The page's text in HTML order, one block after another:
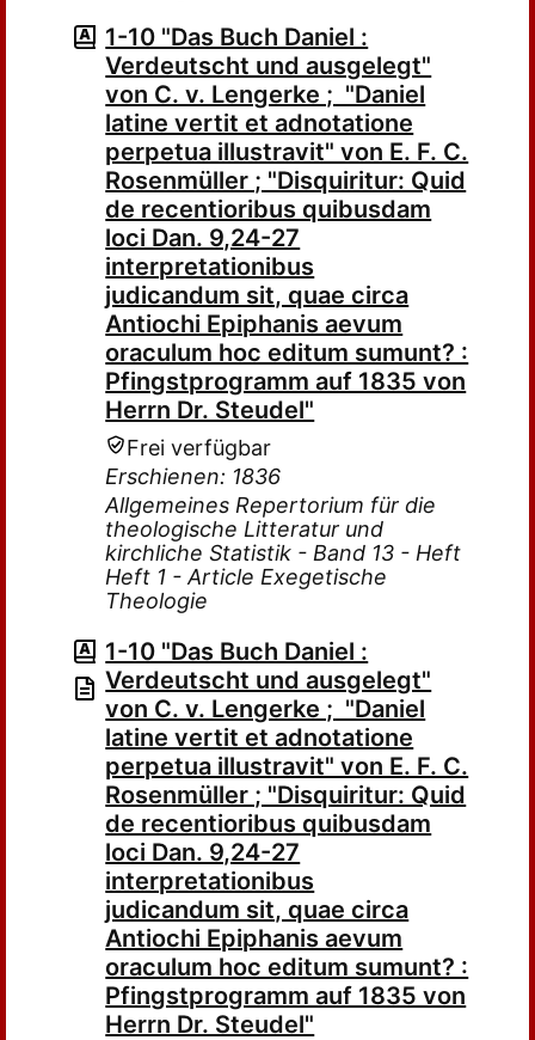
1-10 "Das Buch Daniel :
Verdeutscht und ausgelegt"
von C. v. Lengerke ; "Daniel
latine vertit et adnotatione
perpetua illustravit" von E. F. C.
Rosenmüller ; "Disquiritur: Quid
de recentioribus quibusdam
loci Dan. 9,24-27
interpretationibus
judicandum sit, quae circa
Antiochi Epiphanis aevum
oraculum hoc editum sumunt? :
Pfingstprogramm auf 1835 von
Herrn Dr. Steudel"
Frei verfügbar
Erschienen: 1836
Allgemeines Repertorium für die
theologische Litteratur und
kirchliche Statistik - Band 13 - Heft
Heft 1 - Article Exegetische
Theologie
1-10 "Das Buch Daniel :
Verdeutscht und ausgelegt"
von C. v. Lengerke ; "Daniel
latine vertit et adnotatione
perpetua illustravit" von E. F. C.
Rosenmüller ; "Disquiritur: Quid
de recentioribus quibusdam
loci Dan. 9,24-27
interpretationibus
judicandum sit, quae circa
Antiochi Epiphanis aevum
oraculum hoc editum sumunt? :
Pfingstprogramm auf 1835 von
Herrn Dr. Steudel"